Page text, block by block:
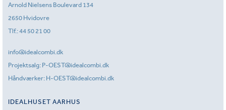
Arnold Nielsens Boulevard 134
2650 Hvidovre
Tlf.:44 50 21 00
info@idealcombi.dk
Projektsalg: P-OEST@idealcombi.dk
Håndværker: H-OEST@idealcombi.dk
IDEALHUSET AARHUS